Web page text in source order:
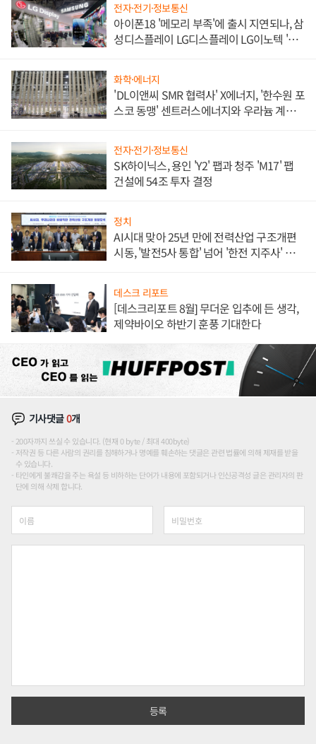
전자·전기·정보통신
아이폰18 '메모리 부족'에 출시 지연되나, 삼
성디스플레이 LG디스플레이 LG이노텍 '탈
화학·에너지
'DL이앤씨 SMR 협력사' X에너지, '한수원 포
스코 동맹' 센트러스에너지와 우라늄 계약
전자·전기·정보통신
SK하이닉스, 용인 'Y2' 팹과 청주 'M17' 팹
건설에 54조 투자 결정
정치
AI시대 맞아 25년 만에 전력산업 구조개편
시동, '발전5사 통합' 넘어 '한전 지주사' 재편
데스크 리포트
[데스크리포트 8월] 무더운 입추에 든 생각,
제약바이오 하반기 훈풍 기대한다
기사댓글0개
200자까지 쓰실 수 있습니다. (현재 0 byte / 최대 400byte)
저작권 등 다른 사람의 권리를 침해하거나 명예를 훼손하는 댓글은 관련 법률에 의해 제재를 받을
수 있습니다.
타인에게 불쾌감을 주는 욕설 등 비하하는 단어가 내용에 포함되거나 인신공격성 글은 관리자의 판
단에 의해 삭제 합니다.